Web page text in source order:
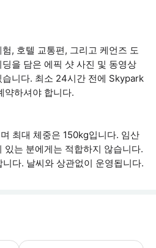
, 호텔 교통편, 그리고 케언즈 도
을 담은 에픽 샷 사진 및 동영상
니다. 최소 24시간 전에 Skypark
약하셔야 합니다.
최대 체중은 150kg입니다. 임산
있는 분에게는 적합하지 않습니다.
다. 날씨와 상관없이 운영됩니다.
•국제 전화번호를 사용하는 경우, 예